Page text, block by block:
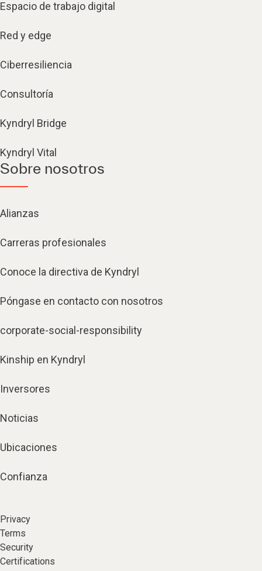
Espacio de trabajo digital
Red y edge
Ciberresiliencia
Consultoría
Kyndryl Bridge
Kyndryl Vital
Sobre nosotros
Alianzas
Carreras profesionales
Conoce la directiva de Kyndryl
Póngase en contacto con nosotros
corporate-social-responsibility
Kinship en Kyndryl
Inversores
Noticias
Ubicaciones
Confianza
Privacy
Terms
Security
Certifications